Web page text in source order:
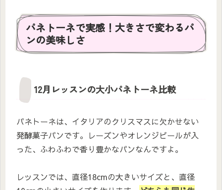
パネトーネで実感！大きさで変わるパ
ンの美味しさ
12月レッスンの大小パネトーネ比較
パネトーネは、イタリアのクリスマスに欠かせない
発酵菓子パンです。レーズンやオレンジピールが入
った、ふわふわで香り豊かなパンなんですよ。
レッスンでは、直径18cmの大きいサイズと、直径